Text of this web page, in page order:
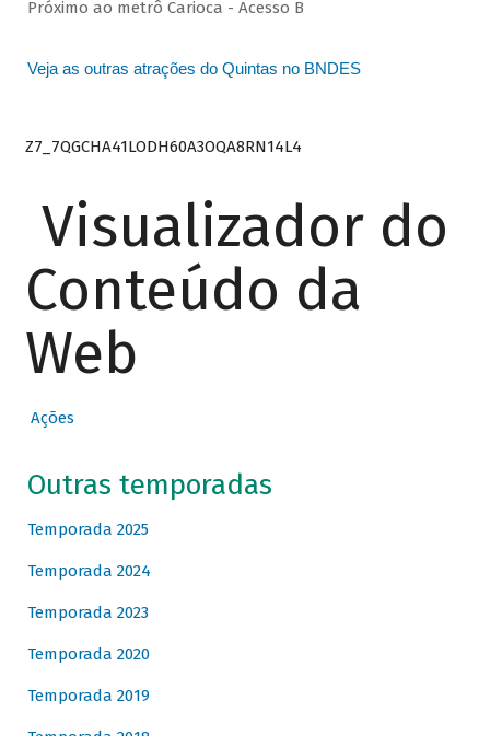
Próximo ao metrô Carioca - Acesso B
Veja as outras atrações do Quintas no BNDES
Z7_7QGCHA41LODH60A3OQA8RN14L4
Visualizador do
Conteúdo da
Web
Ações
Outras temporadas
Temporada 2025
Temporada 2024
Temporada 2023
Temporada 2020
Temporada 2019